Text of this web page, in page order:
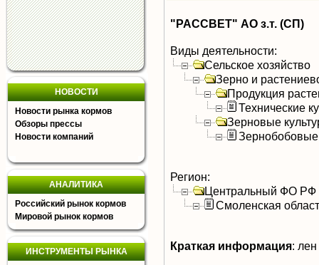
НОВОСТИ
Новости рынка кормов
Обзоры прессы
Новости компаний
АНАЛИТИКА
Российский рынок кормов
Мировой рынок кормов
ИНСТРУМЕНТЫ РЫНКА
"РАССВЕТ" АО з.т. (СП)
Виды деятельности:
Сельское хозяйство
Зерно и
Продукция
Технические
Зерновые
Зернобобовые
Регион:
Центральный ФО РФ
Смоленская
Краткая информация: лен